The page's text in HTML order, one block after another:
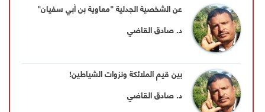
عن الشخصية الجدلية "معاوية بن أبي سفيان"
د. صادق القاضي
بين قيم الملائكة ونزوات الشياطين!
د. صادق القاضي